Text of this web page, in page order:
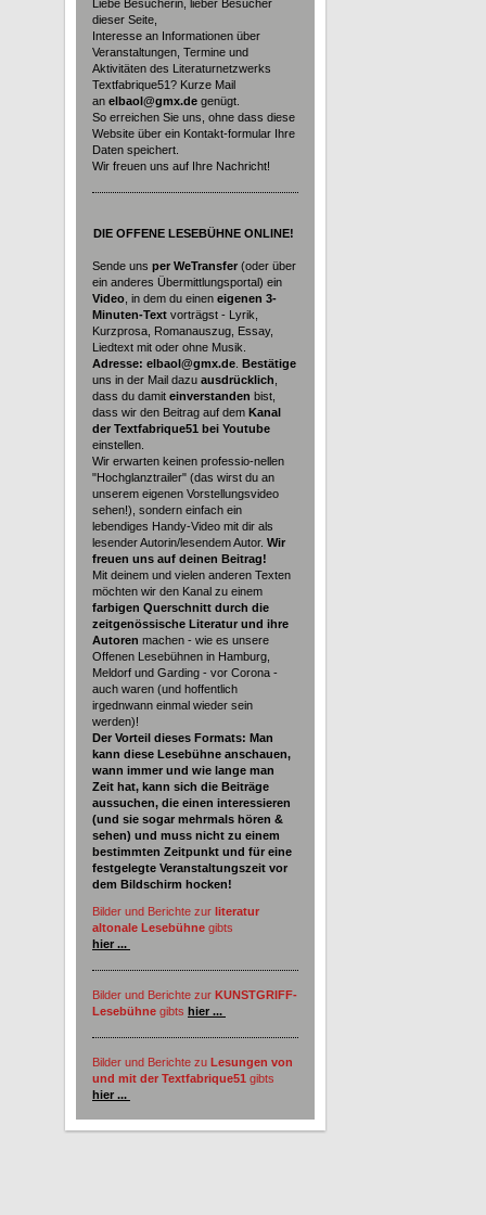
Liebe Besucherin, lieber Besucher
dieser Seite,
Interesse an Informationen über
Veranstaltungen, Termine und
Aktivitäten des Literaturnetzwerks
Textfabrique51? Kurze Mail
an elbaol@gmx.de genügt.
So erreichen Sie uns, ohne dass diese
Website über ein Kontakt-formular Ihre
Daten speichert.
Wir freuen uns auf Ihre Nachricht!
DIE OFFENE LESEBÜHNE ONLINE!
Sende uns per WeTransfer (oder über
ein anderes Übermittlungsportal) ein
Video , in dem du einen eigenen 3-
Minuten-Text vorträgst - Lyrik,
Kurzprosa, Romanauszug, Essay,
Liedtext mit oder ohne Musik.
Adresse: elbaol@gmx.de Bestätige
uns in der Mail dazu ausdrücklich
dass du damit einverstanden bist,
dass wir den Beitrag auf dem Kanal
der Textfabrique51 bei Youtube
einstellen.
Wir erwarten keinen professio-nellen
"Hochglanztrailer" (das wirst du an
unserem eigenen Vorstellungsvideo
sehen!), sondern einfach ein
lebendiges Handy-Video mit dir als
lesender Autorin/lesendem Autor. Wir
freuen uns auf deinen Beitrag!
Mit deinem und vielen anderen Texten
möchten wir den Kanal zu einem
farbigen Querschnitt durch die
zeitgenössische Literatur und ihre
Autoren machen - wie es unsere
Offenen Lesebühnen in Hamburg,
Meldorf und Garding - vor Corona -
auch waren (und hoffentlich
irgednwann einmal wieder sein
werden)!
Der Vorteil dieses Formats: Man
kann diese Lesebühne anschauen,
wann immer und wie lange man
Zeit hat, kann sich die Beiträge
aussuchen, die einen interessieren
(und sie sogar mehrmals hören &
sehen) und muss nicht zu einem
bestimmten Zeitpunkt und für eine
festgelegte Veranstaltungszeit vor
dem Bildschirm hocken!
Bilder und Berichte zur literatur
altonale Lesebühne gibts
hier ...
Bilder und Berichte zur KUNSTGRIFF-
Lesebühne gibts hier ...
Bilder und Berichte zu Lesungen von
und mit der Textfabrique51 gibts
hier ...